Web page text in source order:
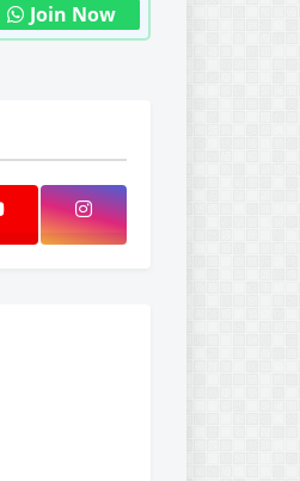
Join Now